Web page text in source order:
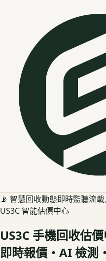
📡 智慧回收動態即時監聽流
US3C 智能估價中心
US3C 手機回收估
即時報價・AI 檢測